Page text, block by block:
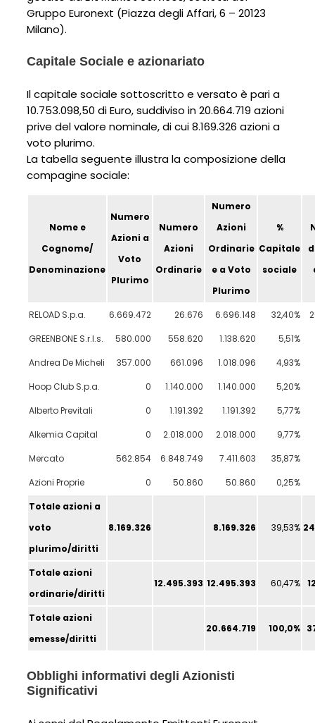
Gruppo Euronext (Piazza degli Affari, 6 – 20123
Milano).
Capitale Sociale e azionariato
Il capitale sociale sottoscritto e versato è pari a
10.753.098,50 di Euro, suddiviso in 20.664.719 azioni
prive del valore nominale, di cui 8.169.326 azioni a
voto plurimo.
La tabella seguente illustra la composizione della
compagine sociale:
Nome e
Cognome/
Denominazione
Numero
Azioni a
Voto
Plurimo
Numero
Azioni
Ordinarie
Numero
Azioni
Ordinarie
e a Voto
Plurimo
%
Capitale
sociale
RELOAD S.p.a. 6.669.472 26.676 6.696.148 32,40%
GREENBONE S.r.l.s.
580.000 558.620 1.138.620
5,51%
Andrea De Micheli
357.000 661.096 1.018.096
4,93%
Hoop Club S.p.a.
0 1.140.000 1.140.000
5,20%
Alberto Previtali
0 1.191.392 1.191.392
5,77%
Alkemia Capital
0 2.018.000 2.018.000
9,77%
Mercato
562.854 6.848.749 7.411.603
35,87%
Azioni Proprie
0 50.860 50.860
0,25%
Totale azioni a
voto
plurimo/diritti
8.169.326 8.169.326 39,53%
Totale azioni
ordinarie/diritti
12.495.393 12.495.393 60,47%
Totale azioni
emesse/diritti
20.664.719 100,0%
Obblighi informativi degli Azionisti
Significativi